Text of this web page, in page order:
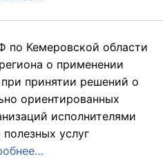
по Кемеровской области
о применении
принятии решений о
ориентированных
исполнителями
услуг